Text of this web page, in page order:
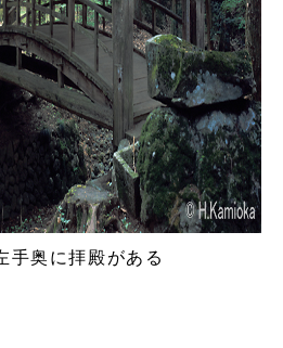
手奥に拝殿がある